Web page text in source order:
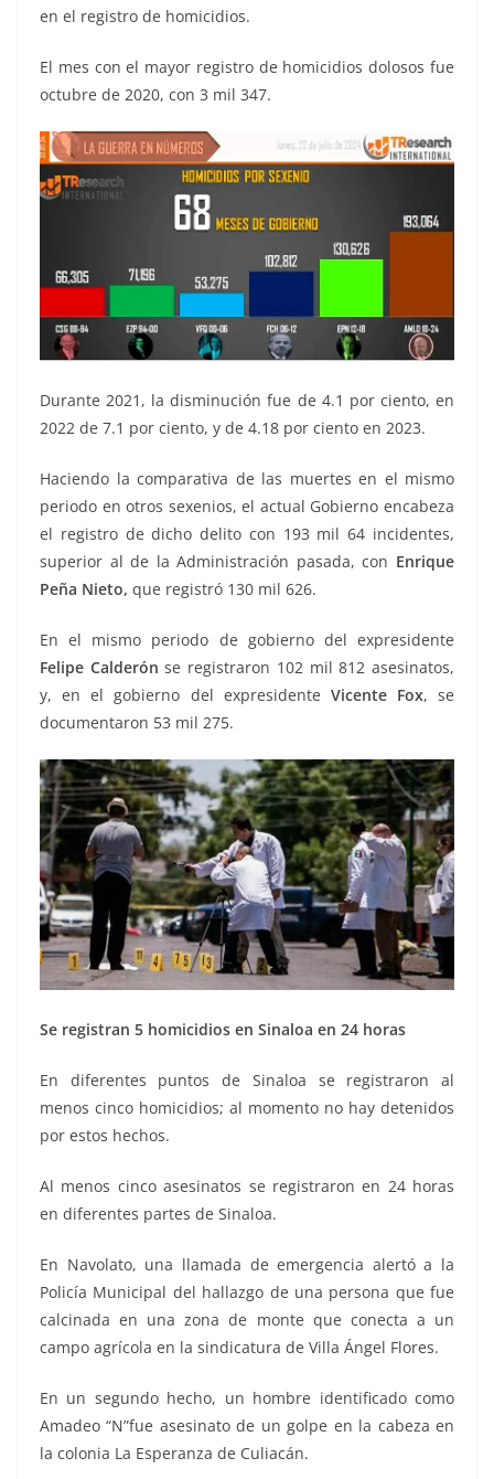
en el registro de homicidios.
El mes con el mayor registro de homicidios dolosos fue
octubre de 2020, con 3 mil 347.
Durante 2021, la disminución fue de 4.1 por ciento, en
2022 de 7.1 por ciento, y de 4.18 por ciento en 2023.
Haciendo la comparativa de las muertes en el mismo
periodo en otros sexenios, el actual Gobierno encabeza
el registro de dicho delito con 193 mil 64 incidentes,
superior al de la Administración pasada, con Enrique
Peña Nieto, que registró 130 mil 626.
En el mismo periodo de gobierno del expresidente
Felipe Calderón se registraron 102 mil 812 asesinatos,
y, en el gobierno del expresidente Vicente Fox, se
documentaron 53 mil 275.
Se registran 5 homicidios en Sinaloa en 24 horas
En diferentes puntos de Sinaloa se registraron al
menos cinco homicidios; al momento no hay detenidos
por estos hechos.
Al menos cinco asesinatos se registraron en 24 horas
en diferentes partes de Sinaloa.
En Navolato, una llamada de emergencia alertó a la
Policía Municipal del hallazgo de una persona que fue
calcinada en una zona de monte que conecta a un
campo agrícola en la sindicatura de Villa Ángel Flores.
En un segundo hecho, un hombre identificado como
Amadeo “N”fue asesinato de un golpe en la cabeza en
la colonia La Esperanza de Culiacán.